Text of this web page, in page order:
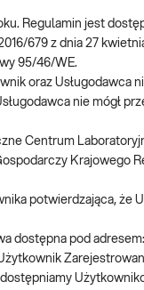
Regulamin jest
679 z dnia 27
95/46/WE.
oraz Usługodawca
nie mógł
Centrum
Krajowego
potwierdzająca, że
dostępna pod